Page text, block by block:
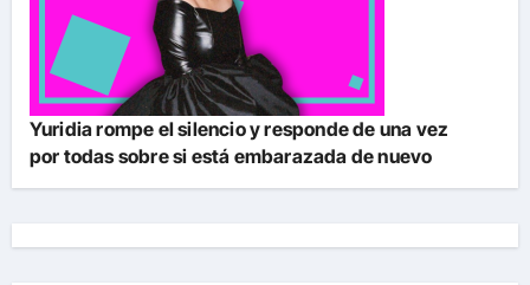
Yuridia rompe el silencio y responde de una vez
por todas sobre si está embarazada de nuevo